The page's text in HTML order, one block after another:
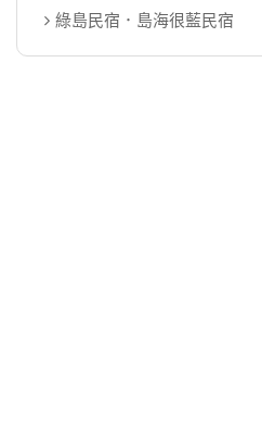
綠島民宿．島海很藍民宿